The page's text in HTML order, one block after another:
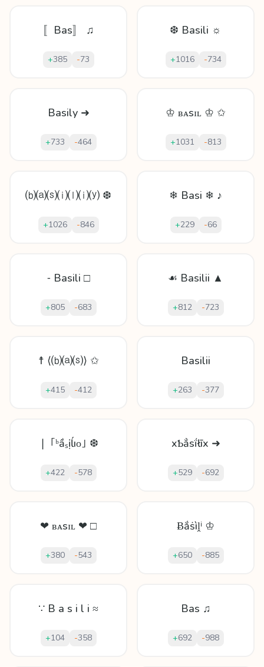
〚Bas〛 ♫
+385 -73
❆ Basili ☼
+1016 -734
Basily ➜
+733 -464
♔ ʙᴀsɪʟ ♔ ✩
+1031 -813
⒝⒜⒮⒤⒧⒤⒴ ❆
+1026 -846
❄ Basi ❄ ♪
+229 -66
⁃ Basili □
+805 -683
☙ Basilii ▲
+812 -723
☨ ⟨⒝⒜⒮⟩ ✩
+415 -412
Basilii
+263 -377
❘ ｢ᵇầₛịĺıᴏ｣ ❆
+422 -578
xƄẳѕḯłīx ➜
+529 -692
❤ ʙᴀsɪʟ ❤ □
+380 -543
Ƀắṡìḽⁱ ♔
+650 -885
∵ B a s i l i ≈
+104 -358
Bas ♫
+692 -988